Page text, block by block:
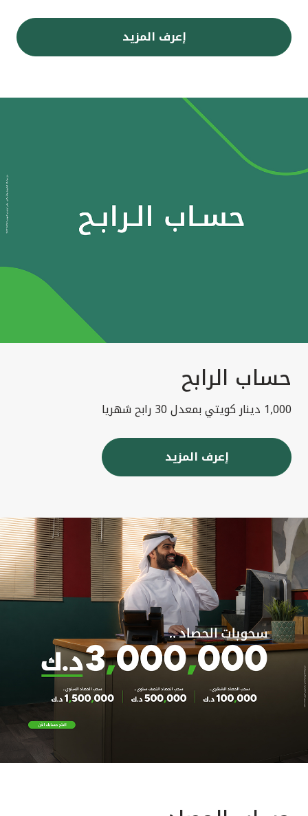
إعرف المزيد
حساب الرابح
1,000 دينار كويتي بمعدل 30 رابح شهريا
إعرف المزيد